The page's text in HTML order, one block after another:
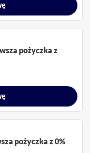
pożyczka z
pożyczka z 0%